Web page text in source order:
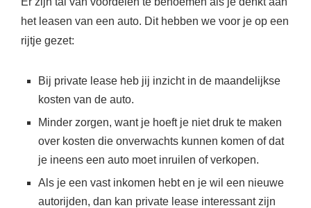
het leasen van een auto. Dit hebben we voor je op een
rijtje gezet:
Bij private lease heb jij inzicht in de maandelijkse
kosten van de auto.
Minder zorgen, want je hoeft je niet druk te maken
over kosten die onverwachts kunnen komen of dat
je ineens een auto moet inruilen of verkopen.
Als je een vast inkomen hebt en je wil een nieuwe
autorijden, dan kan private lease interessant zijn